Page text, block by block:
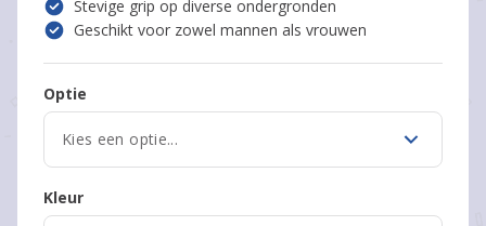
Stevige grip op diverse ondergronden
Geschikt voor zowel mannen als vrouwen
Optie
Kleur